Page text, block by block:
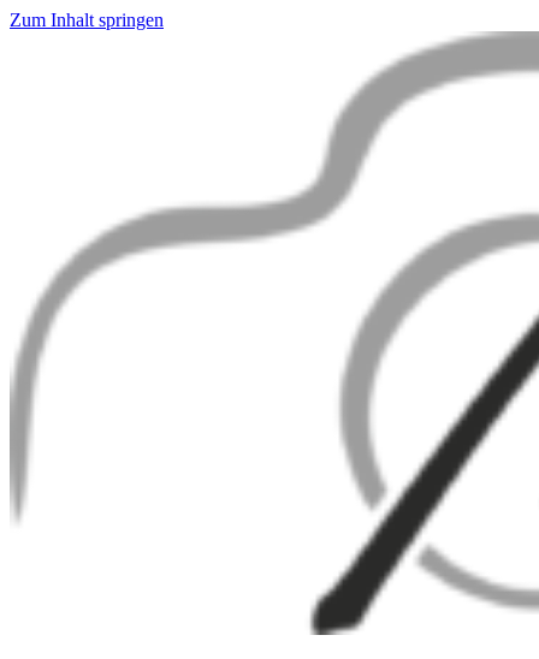
Zum Inhalt springen